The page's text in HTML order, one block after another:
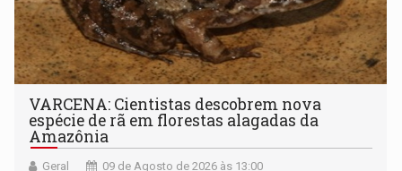
VARCENA: Cientistas descobrem nova
espécie de rã em florestas alagadas da
Amazônia
Geral 09 de Agosto de 2026 às 13:00